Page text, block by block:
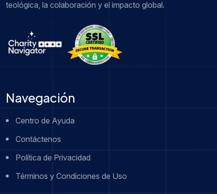
teológica, la colaboración y el impacto global.
Navegación
Centro de Ayuda
Contáctenos
Política de Privacidad
Términos y Condiciones de Uso